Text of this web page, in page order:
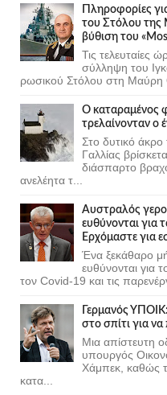
Πληροφορίες
του Στόλου της
βύθιση του
Τις τελευταίες
σύλληψη του
ρωσικού Στόλου στη Μαύρη
Ο καταραμένος
τρελαίνονταν ο
Στο δυτικό
Γαλλίας
διάσπαρτο
ανελέητα τ...
Αυστραλός
ευθύνονται για
Ερχόμαστε για
Ένα ξεκάθαρο
ευθύνονται για
τον Covid-19 και τις
Γερμανός
στο σπίτι για
Μια απίστευτη
υπουργός
Χάμπεκ, καθώς
κατα...